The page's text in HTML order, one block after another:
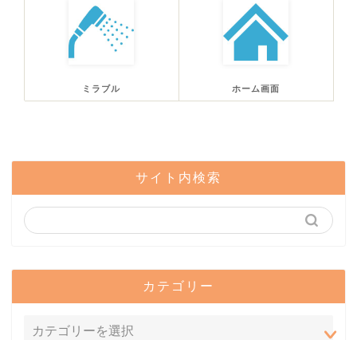
ミラブル ホーム画面
サイト内検索
カテゴリー